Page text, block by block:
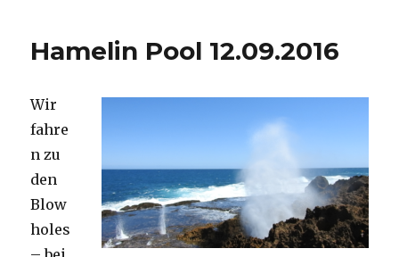
Hamelin Pool 12.09.2016
Wir
fahre
n zu
den
Blow
holes